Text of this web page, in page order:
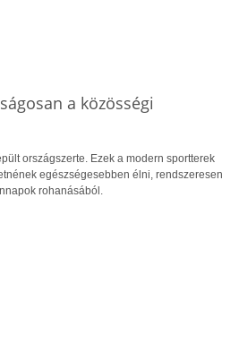
a közösségi
országszerte. Ezek a modern sportterek
egészségesebben élni, rendszeresen
rohanásából.